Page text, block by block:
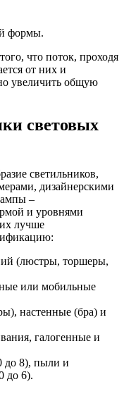
формы.
что поток, проходя
от них и
увеличить общую
световых
светильников,
дизайнерскими
–
и уровнями
лучше
(люстры, торшеры,
или мобильные
настенные (бра) и
галогенные и
до 8), пыли и
до 6).